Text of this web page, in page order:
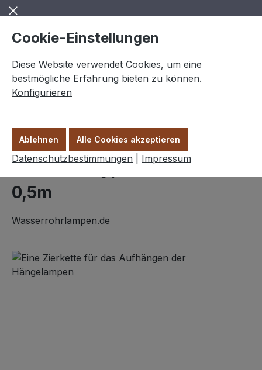
Zum Hauptinhalt springen
Zubehör
Zierkette Typ 2 schwarz
0,5m
Wasserrohrlampen.de
Bildergalerie überspringen
Cookie-Einstellungen
Diese Website verwendet Cookies, um eine
bestmögliche Erfahrung bieten zu können.
Konfigurieren
Ablehnen Alle Cookies akzeptieren
Datenschutzbestimmungen Impressum